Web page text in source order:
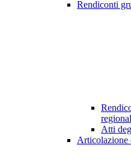
Rendiconti
Atti